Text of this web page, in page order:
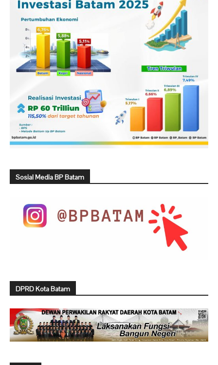
Sosial Media BP Batam
DPRD Kota Batam